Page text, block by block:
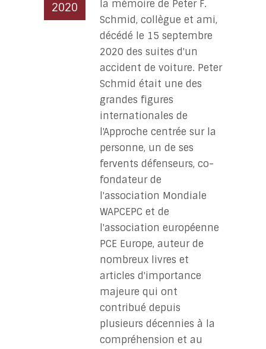
2020
la mémoire de Peter F.
Schmid, collègue et ami,
décédé le 15 septembre
2020 des suites d'un
accident de voiture. Peter
Schmid était une des
grandes figures
internationales de
l'Approche centrée sur la
personne, un de ses
fervents défenseurs, co-
fondateur de
l'association Mondiale
WAPCEPC et de
l'association européenne
PCE Europe, auteur de
nombreux livres et
articles d'importance
majeure qui ont
contribué depuis
plusieurs décennies à la
compréhension et au